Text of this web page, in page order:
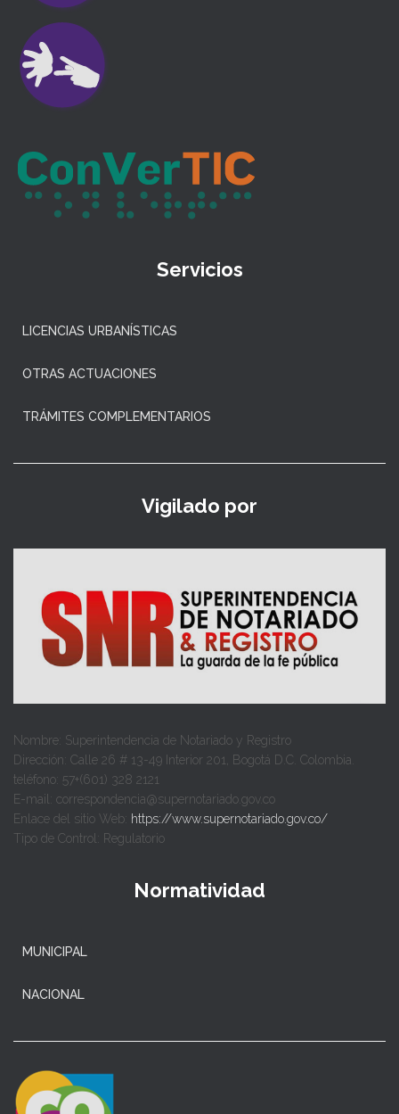
Servicios
LICENCIAS URBANÍSTICAS
OTRAS ACTUACIONES
TRÁMITES COMPLEMENTARIOS
Vigilado por
Nombre: Superintendencia de Notariado y Registro
Dirección: Calle 26 # 13-49 Interior 201, Bogotá D.C. Colombia.
teléfono: 57+(601) 328 2121
E-mail: correspondencia@supernotariado.gov.co
Enlace del sitio Web: https://www.supernotariado.gov.co/
Tipo de Control: Regulatorio
Normatividad
MUNICIPAL
NACIONAL